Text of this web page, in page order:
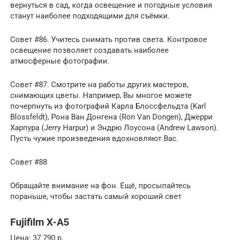
вернуться в сад, когда освещение и погодные условия
станут наиболее подходящими для съёмки.
Совет #86. Учитесь снимать против света. Контровое
освещение позволяет создавать наиболее
атмосферные фотографии.
Совет #87. Смотрите на работы других мастеров,
снимающих цветы. Например, Вы многое можете
почерпнуть из фотографий Карла Блоссфельдта (Karl
Blossfeldt), Рона Ван Донгена (Ron Van Dongen), Джерри
Харпура (Jerry Harpur) и Эндрю Лоусона (Andrew Lawson).
Пусть чужие произведения вдохновляют Вас.
Совет #88
Обращайте внимание на фон. Ещё, просыпайтесь
пораньше, чтобы застать самый хороший свет
Fujifilm X-A5
Цена: 37 790 р.